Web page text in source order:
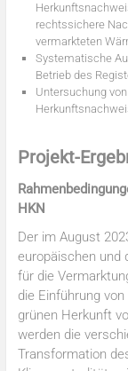
rechtssichere
vermarkteten
Systematische
Betrieb des
Untersuchung
Projekt-
HKN
Der im August
europäischen und
für die
die Einführung
grünen Herkunft
werden die
Transformation